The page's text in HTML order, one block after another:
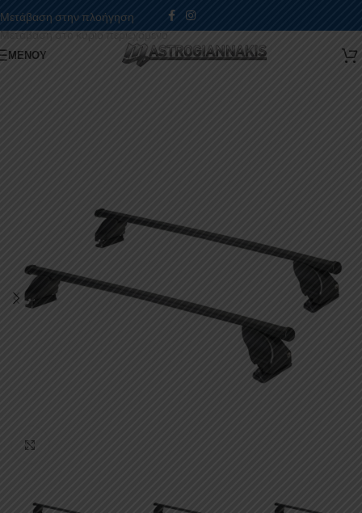
Μετάβαση στην πλοήγηση
Μετάβαση στο κύριο περιεχόμενο
ΜΕΝΟΎ